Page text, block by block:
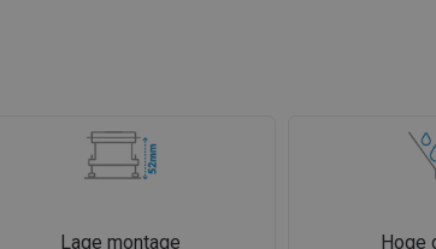
Lage montage Hoge